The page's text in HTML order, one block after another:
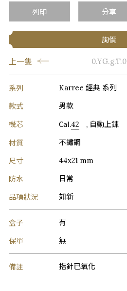
列印 分享
詢價
上一隻 0.YG.g.T.0
系列 Karree 經典 系列
款式 男款
機芯 Cal.42 , 自動上鍊
材質 不鏽鋼
尺寸 44x21 mm
防水 日常
品項狀況 如新
盒子 有
保單 無
備註 指針已氧化